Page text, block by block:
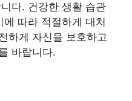
다. 건강한 생활 습관
따라 적절하게 대처
하게 자신을 보호하고
바랍니다.